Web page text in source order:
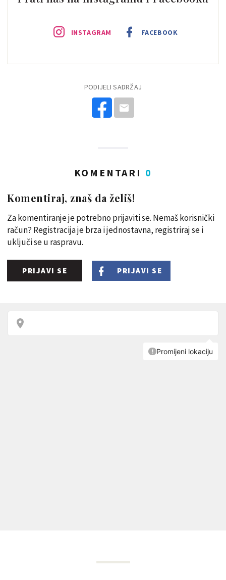
INSTAGRAM FACEBOOK
PODIJELI SADRŽAJ
KOMENTARI 0
Komentiraj, znaš da želiš!
Za komentiranje je potrebno prijaviti se. Nemaš korisnički
račun? Registracija je brza i jednostavna, registriraj se i
uključi se u raspravu.
PRIJAVI SE PRIJAVI SE